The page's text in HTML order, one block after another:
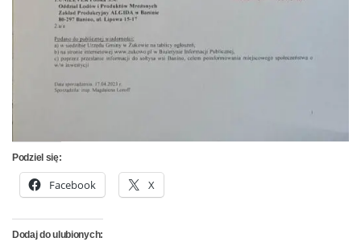
Podziel się:
Facebook X
Dodaj do ulubionych: